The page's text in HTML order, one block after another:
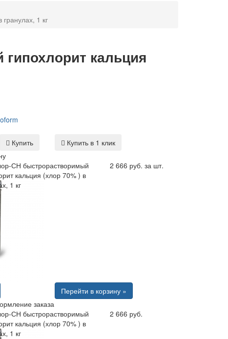
1 кг
кальция
Купить
Купить в 1 клик
СН быстрорастворимый
кальция (хлор 70% ) в
1 кг
2 666 руб. за шт.
Перейти в корзину »
заказа
СН быстрорастворимый
кальция (хлор 70% ) в
1 кг
2 666 руб.